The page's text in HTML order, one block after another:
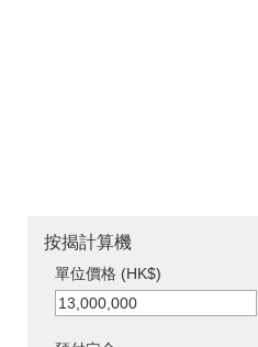
按揭計算機
單位價格 (HK$)